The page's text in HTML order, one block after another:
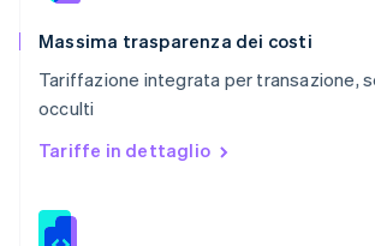
Massima trasparenza dei costi
Tariffazione integrata per transazione,
occulti
Tariffe in dettaglio
English
English
Romania
English
Slovacchia